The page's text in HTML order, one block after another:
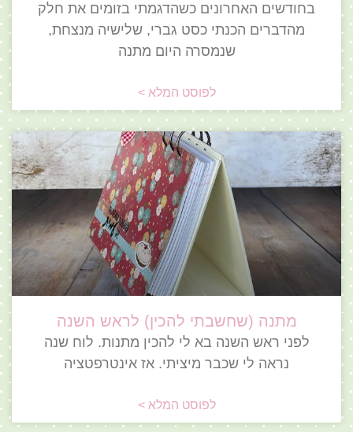
בחודשים האחרונים כשהדגמתי בזומים את חלק
מהדברים הכנתי כסט גברי, שלישיה מנצחת,
שנמסרה היום מתנה
לפוסט המלא >
מתנה (שחשבתי להכין) לראש השנה
לפני ראש השנה בא לי להכין מתנות. לוח שנה
נראה לי שכבר מיציתי. אז אינטרפטציה
לפוסט המלא >